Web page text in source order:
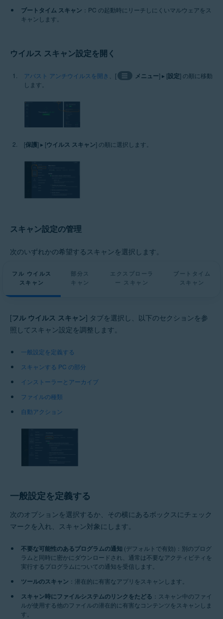
ブートタイム スキャン ：PC の起動時にリーチしにくいマルウェアをス
キャンします。
ウイルス スキャン設定を開く
アバスト アンチウイルスを開き 、[ ☰ メニュー] ▸ [設定] の順に移動
します。
[保護] ▸ [ウイルス スキャン] の順に選択します。
スキャン設定の管理
次のいずれかの希望するスキャンを選択します。
フル ウイルス
スキャン
部分ス
キャン
エクスプローラ
ー スキャン
ブートタイム
スキャン
[フル ウイルス スキャン] タブを選択し、以下のセクションを参
照してスキャン設定を調整します。
一般設定を定義する
スキャンする PC の部分
インストーラーとアーカイブ
ファイルの種類
自動アクション
一般設定を定義する
次のオプションを選択するか、その横にあるボックスにチェック
マークを入れ、スキャン対象にします。
不要な可能性のあるプログラムの通知 (デフォルトで有効)：別のプログ
ラムと同時に密かにダウンロードされ、通常は不要なアクティビティを
実行するプログラムについての通知を受信します。
ツールのスキャン ：潜在的に有害なアプリをスキャンします。
スキャン時にファイルシステムのリンクをたどる ：スキャン中のファイ
ルが使用する他のファイルの潜在的に有害なコンテンツをスキャンしま
す。